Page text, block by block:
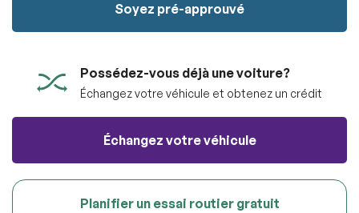
Soyez pré-approuvé
Possédez-vous déjà une voiture?
Échangez votre véhicule et obtenez un crédit
Échangez votre véhicule
Planifier un essai routier gratuit